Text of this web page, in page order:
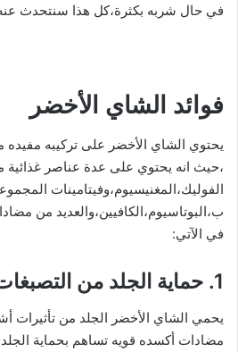
في حال شربه بكثرة،كل هذا سنتحدث
فوائد الشاي الأخضر
يحتوي الشاي الأخضر على تركيبه مفيده
،حيث انه يحتوي على عدة عناصر
الفوليك،المغنيسيوم،وفيتامينات
ب،البوتاسيوم،الكافيين،والعديد من
في الآتي:
1. حماية الجلد من التصبغات والتجاعيد
يحمي الشاي الأخضر الجلد من
مضادات أكسده قويه تساهم بحماية الجلد